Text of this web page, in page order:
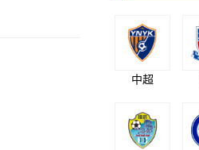
中超